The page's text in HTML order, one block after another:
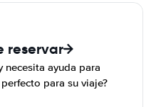
reservar
necesita ayuda para
para su viaje?